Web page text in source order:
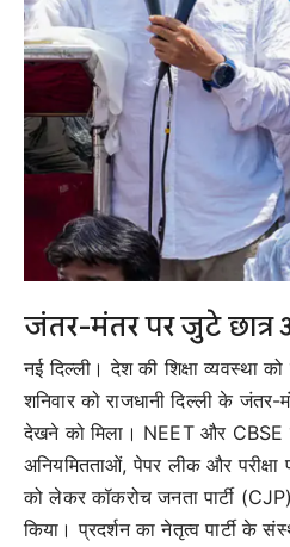
जंतर-मंतर पर जुटे छात्र
नई दिल्ली। देश की शिक्षा व्यवस्था
शनिवार को राजधानी दिल्ली के जंतर-
देखने को मिला। NEET और CBSE
अनियमितताओं, पेपर लीक और परीक्षा
को लेकर कॉकरोच जनता पार्टी
किया। प्रदर्शन का नेतृत्व पार्टी के